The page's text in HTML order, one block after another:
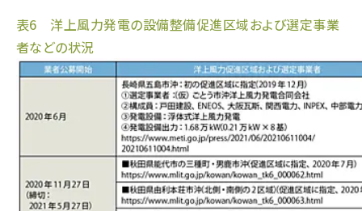
表6 洋上風力発電の設備整備促進区域および選定事業
者などの状況